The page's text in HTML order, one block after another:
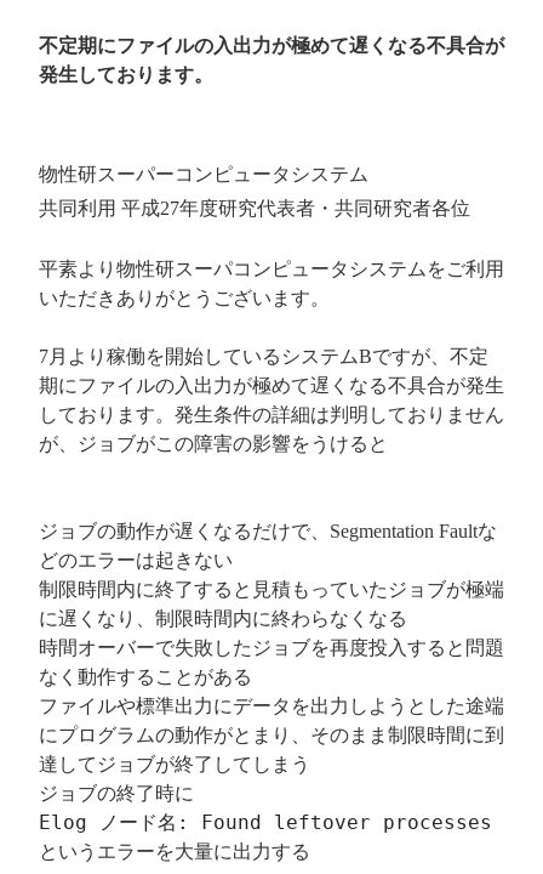
不定期にファイルの入出力が極めて遅くなる不具合が
発生しております。
物性研スーパーコンピュータシステム
共同利用 平成27年度研究代表者・共同研究者各位
平素より物性研スーパコンピュータシステムをご利用
いただきありがとうございます。
7月より稼働を開始しているシステムBですが、不定
期にファイルの入出力が極めて遅くなる不具合が発生
しております。発生条件の詳細は判明しておりません
が、ジョブがこの障害の影響をうけると
ジョブの動作が遅くなるだけで、Segmentation Faultな
どのエラーは起きない
制限時間内に終了すると見積もっていたジョブが極端
に遅くなり、制限時間内に終わらなくなる
時間オーバーで失敗したジョブを再度投入すると問題
なく動作することがある
ファイルや標準出力にデータを出力しようとした途端
にプログラムの動作がとまり、そのまま制限時間に到
達してジョブが終了してしまう
ジョブの終了時に
Elog ノード名: Found leftover processes [
というエラーを大量に出力する